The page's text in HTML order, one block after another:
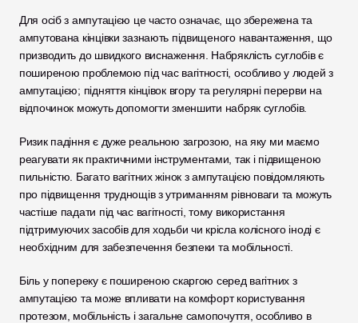
Для осіб з ампутацією це часто означає, що збережена та
ампутована кінцівки зазнають підвищеного навантаження, що
призводить до швидкого виснаження. Набряклість суглобів є
поширеною проблемою під час вагітності, особливо у людей з
ампутацією; підняття кінцівок вгору та регулярні перерви на
відпочинок можуть допомогти зменшити набряк суглобів.
Ризик падіння є дуже реальною загрозою, на яку ми маємо
реагувати як практичними інструментами, так і підвищеною
пильністю. Багато вагітних жінок з ампутацією повідомляють
про підвищення труднощів з утриманням рівноваги та можуть
частіше падати під час вагітності, тому використання
підтримуючих засобів для ходьби чи крісла колісного іноді є
необхідним для забезпечення безпеки та мобільності.
Біль у попереку є поширеною скаргою серед вагітних з
ампутацією та може впливати на комфорт користування
протезом, мобільність і загальне самопочуття, особливо в